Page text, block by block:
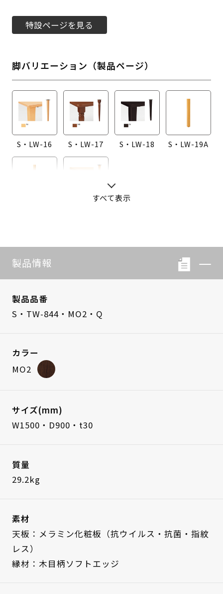
特設ページを見る
脚バリエーション（製品ページ）
S・LW-16 S・LW-17 S・LW-18 S・LW-19A
すべて表示
製品情報
製品品番
S・TW-844・MO2・Q
カラー
MO2
サイズ(mm)
W1500・D900・t30
質量
29.2kg
素材
天板：メラミン化粧板（抗ウイルス・抗菌・指紋
レス）
縁材：木目柄ソフトエッジ